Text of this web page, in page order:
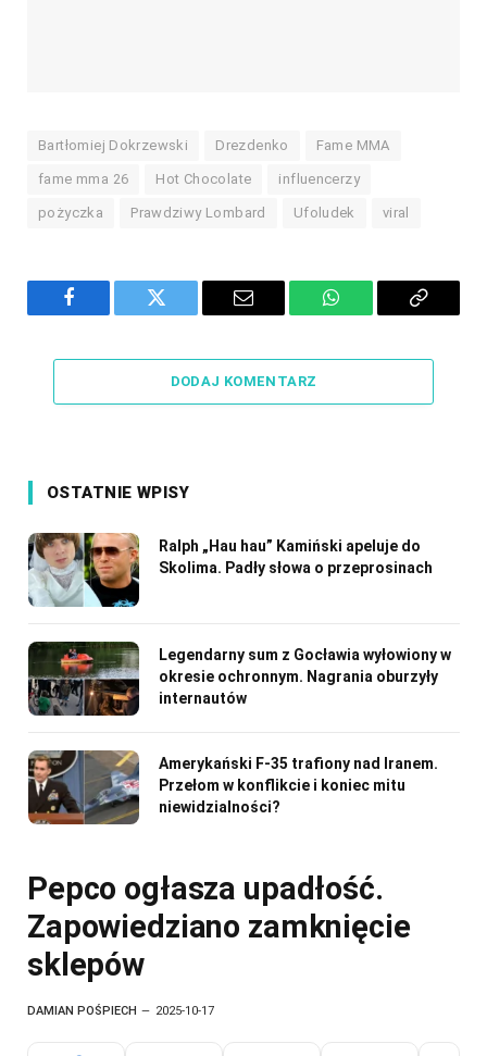
Bartłomiej Dokrzewski Drezdenko Fame MMA
fame mma 26 Hot Chocolate influencerzy
pożyczka Prawdziwy Lombard Ufoludek viral
Facebook Twitter Email WhatsAppCopy
DODAJ KOMENTARZ
OSTATNIE WPISY
Ralph „Hau hau” Kamiński apeluje do
Skolima. Padły słowa o przeprosinach
Legendarny sum z Gocławia wyłowiony w
okresie ochronnym. Nagrania oburzyły
internautów
Amerykański F-35 trafiony nad Iranem.
Przełom w konflikcie i koniec mitu
niewidzialności?
Pepco ogłasza upadłość.
Zapowiedziano zamknięcie
sklepów
DAMIAN POŚPIECH 2025-10-17